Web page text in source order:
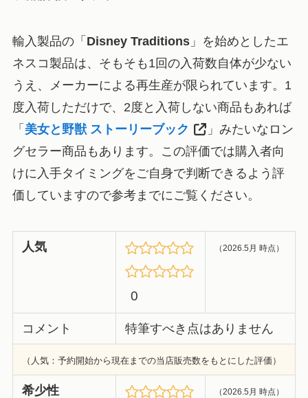
輸入製品の「 Disney Traditions」を始めとしたエ
ネスコ製品は、そもそも1回の入荷数自体が少ない
うえ、メーカーによる再生産が限られています。1
度入荷しただけで、2度と入荷しない商品もあれば
「 美女と野獣 ストーリーブック
」みたいなロン
グセラー商品もあります。この評価では購入者向
けに入手タイミングをご自身で判断できるよう評
価していますので参考までにご覧ください。
人気
0
（2026.5月 時点）
コメント 特筆すべき点はありません
（人気：予約開始から現在までの当店販売数をもとにした評価）
希少性 （2026.5月 時点）